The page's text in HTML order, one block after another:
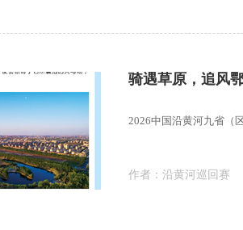
2026中国沿黄河九省（
作者： 沿黄河巡回赛